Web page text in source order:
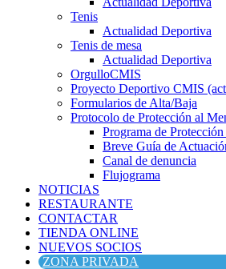
Tenis
Actualidad Deportiva
Tenis de mesa
Actualidad Deportiva
OrgulloCMIS
Proyecto Deportivo CMIS
Formularios de Alta/Baja
Protocolo de Protección al
Programa de
Breve Guía de
Canal de denuncia
Flujograma
NOTICIAS
RESTAURANTE
CONTACTAR
TIENDA ONLINE
NUEVOS SOCIOS
ZONA PRIVADA